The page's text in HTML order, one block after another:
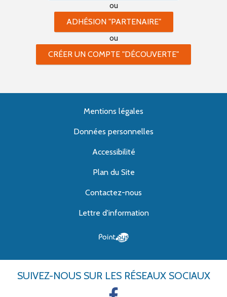
ou
ADHÉSION "PARTENAIRE"
ou
CRÉER UN COMPTE "DÉCOUVERTE"
Mentions légales
Données personnelles
Accessibilité
Plan du Site
Contactez-nous
Lettre d'information
SUIVEZ-NOUS SUR LES RÉSEAUX SOCIAUX